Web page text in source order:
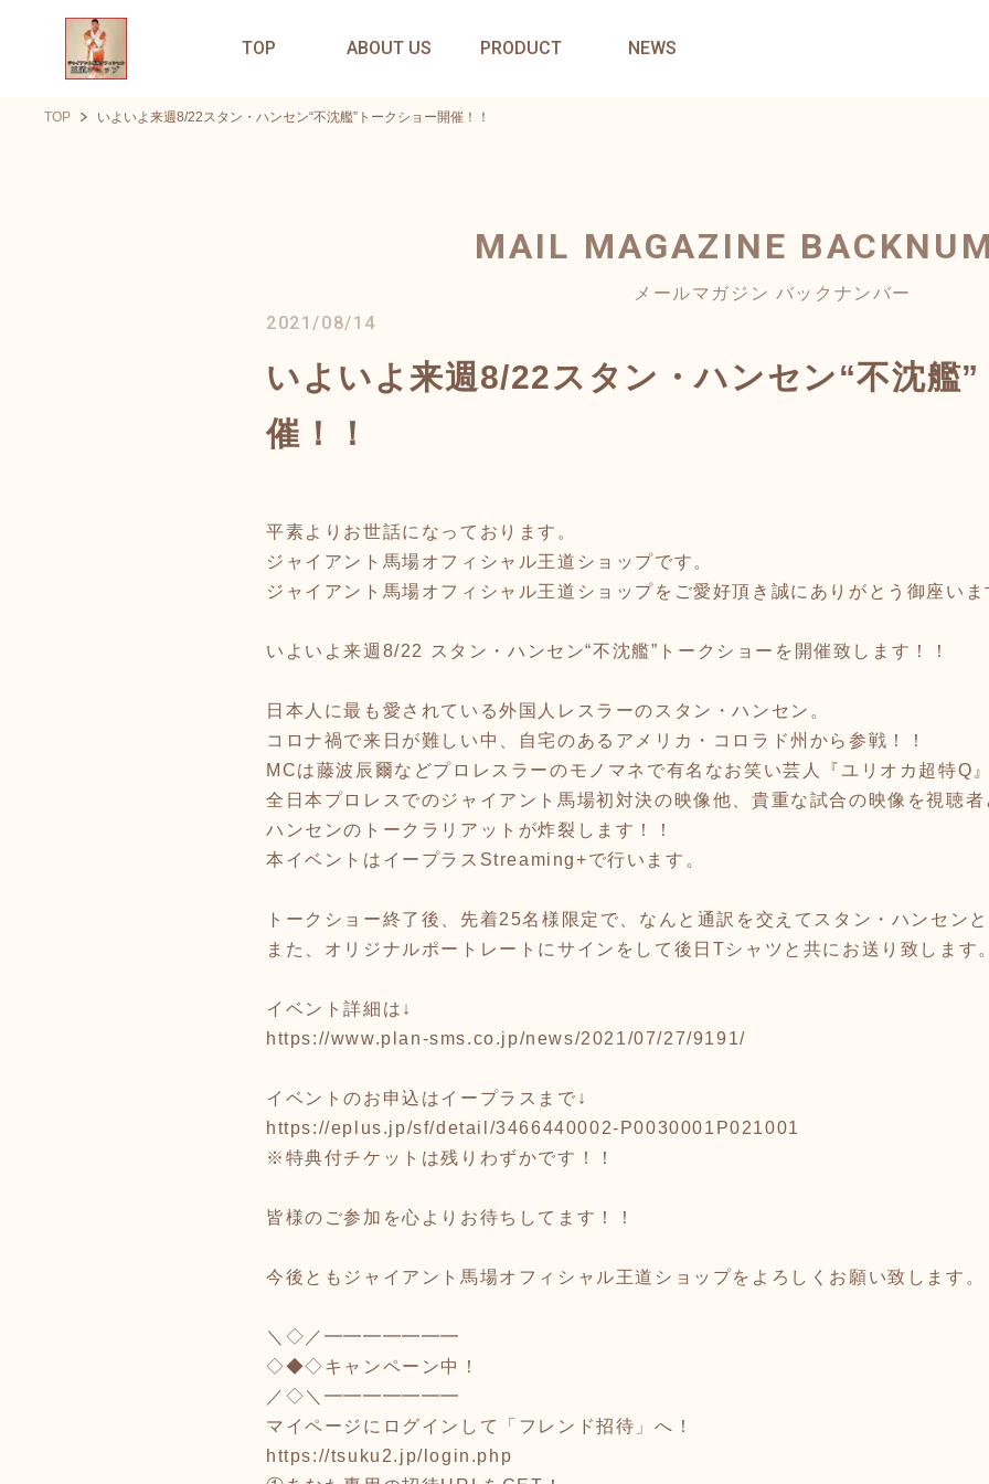
TOP ABOUT US PRODUCT NEWS
TOP いよいよ来週8/22スタン・ハンセン“不沈艦”トークショー開催！！
MAIL MAGAZINE
メールマガジン バックナンバー
2021/08/14
いよいよ来週8/22スタン・ハンセン“不沈艦
催！！
平素よりお世話になっております。
ジャイアント馬場オフィシャル王道ショップです。
ジャイアント馬場オフィシャル王道ショップをご愛好頂き誠にありがとう御座いま
いよいよ来週8/22 スタン・ハンセン“不沈艦”トークショーを開催致します！！
日本人に最も愛されている外国人レスラーのスタン・ハンセン。
コロナ禍で来日が難しい中、自宅のあるアメリカ・コロラド州から参戦！！
MCは藤波辰爾などプロレスラーのモノマネで有名なお笑い芸人『ユリオカ超特Q
全日本プロレスでのジャイアント馬場初対決の映像他、貴重な試合の映像を視聴
ハンセンのトークラリアットが炸裂します！！
本イベントはイープラスStreaming+で行います。
トークショー終了後、先着25名様限定で、なんと通訳を交えてスタン・ハンセン
また、オリジナルポートレートにサインをして後日Tシャツと共にお送り致します
イベント詳細は↓
https://www.plan-sms.co.jp/news/2021/07/27/9191/
イベントのお申込はイープラスまで↓
https://eplus.jp/sf/detail/3466440002-P0030001P021001
※特典付チケットは残りわずかです！！
皆様のご参加を心よりお待ちしてます！！
今後ともジャイアント馬場オフィシャル王道ショップをよろしくお願い致します。
＼◇／━━━━━━━
◇◆◇キャンペーン中！
／◇＼━━━━━━━
マイページにログインして「フレンド招待」へ！
https://tsuku2.jp/login.php